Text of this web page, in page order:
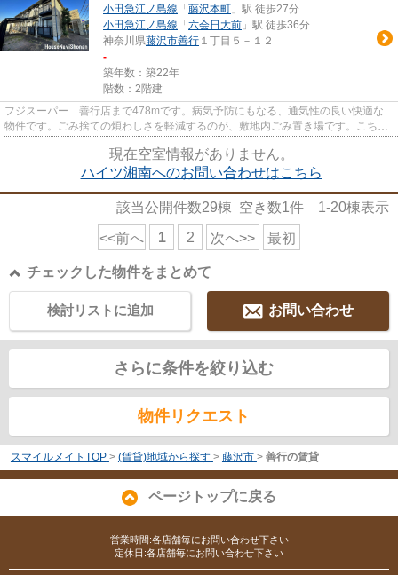
小田急江ノ島線 「 藤沢本町 」駅 徒歩27分
小田急江ノ島線 「 六会日大前 」駅 徒歩36分
神奈川県藤沢市善行 １丁目５－１２
-
築年数：築22年
階数：2階建
フジスーパー 善行店まで478mです。病気予防にもなる、通気性の良い快適な
物件です。ごみ捨ての煩わしさを軽減するのが、敷地内ごみ置き場です。こちら
現在空室情報がありません。
ハイツ湘南へのお問い合わせはこちら
該当公開件数29棟 空き数1件 1-20棟表示
<<前へ 1 2 次へ>> 最初
チェックした物件をまとめて
お問い合わせ
検討リストに追加
さらに条件を絞り込む
物件リクエスト
スマイルメイトTOP > (賃貸)地域から探す > 藤沢市 > 善行の賃貸
ページトップに戻る
営業時間:各店舗毎にお問い合わせ下さい
定休日:各店舗毎にお問い合わせ下さい